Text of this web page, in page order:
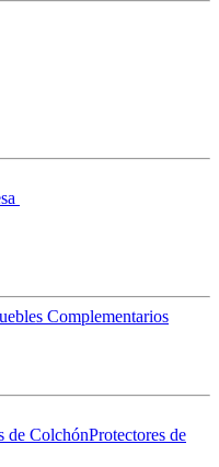
Complementarios
de ColchónProtectores de